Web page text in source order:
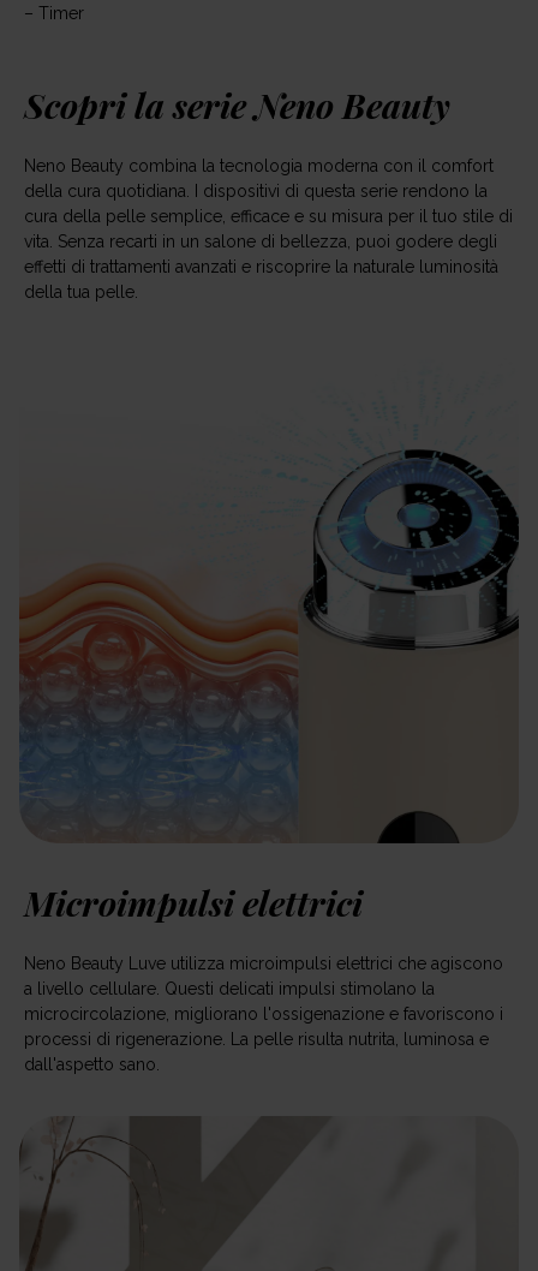
– Timer
Scopri la serie Neno Beauty
Neno Beauty combina la tecnologia moderna con il comfort
della cura quotidiana. I dispositivi di questa serie rendono la
cura della pelle semplice, efficace e su misura per il tuo stile di
vita. Senza recarti in un salone di bellezza, puoi godere degli
effetti di trattamenti avanzati e riscoprire la naturale luminosità
della tua pelle.
Microimpulsi elettrici
Neno Beauty Luve utilizza microimpulsi elettrici che agiscono
a livello cellulare. Questi delicati impulsi stimolano la
microcircolazione, migliorano l'ossigenazione e favoriscono i
processi di rigenerazione. La pelle risulta nutrita, luminosa e
dall'aspetto sano.